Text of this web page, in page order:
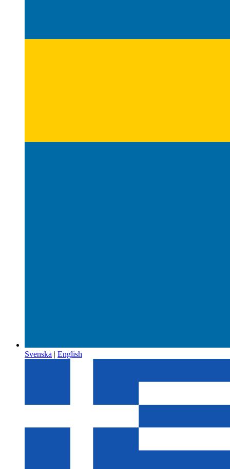
Svenska | English